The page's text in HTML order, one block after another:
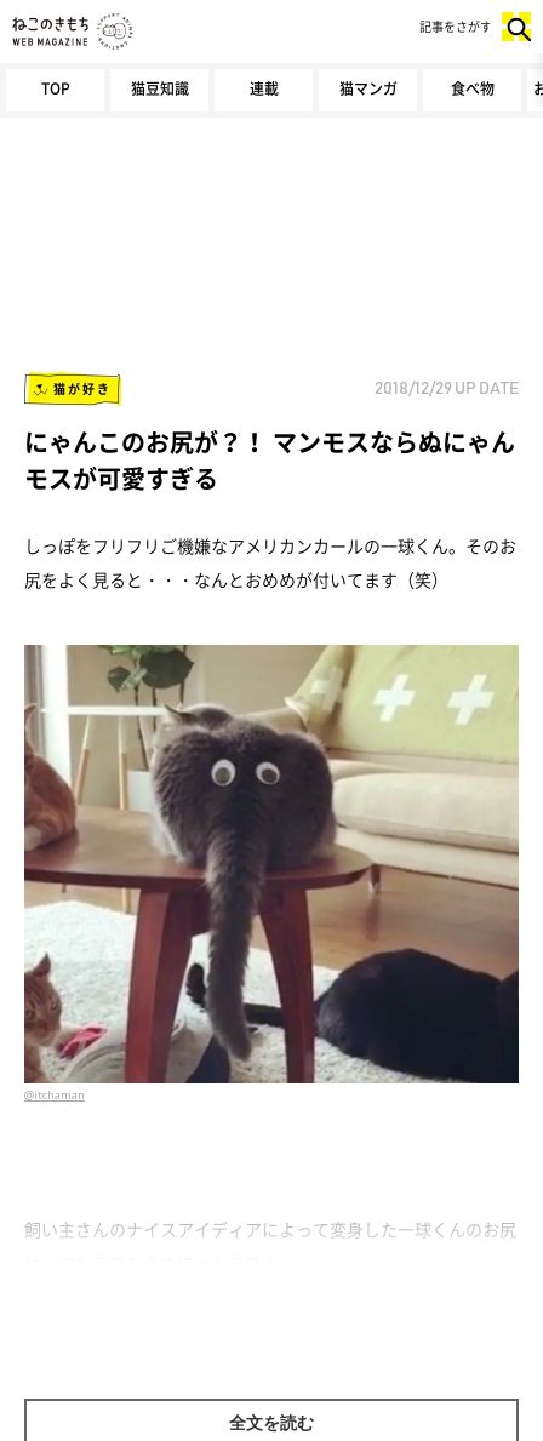
TOP 猫豆知識 連載 猫マンガ 食べ物
記事をさがす
猫が好き 2018/12/29 UP DATE
にゃんこのお尻が？！ マンモスならぬにゃん
モスが可愛すぎる
しっぽをフリフリご機嫌なアメリカンカールの一球くん。そのお
尻をよく見ると・・・なんとおめめが付いてます（笑）
@itchaman
飼い主さんのナイスアイディアによって変身した一球くんのお尻
全文を読む